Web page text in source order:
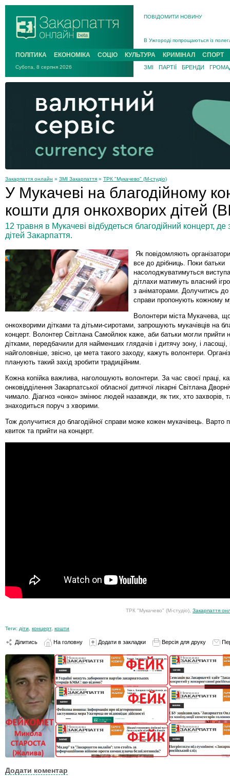
ПОВІДОМИТИ НОВИНУ
В Ужгороді попрощаються із
В Ужгороді 5 серпня
Підтвердили загибель
На війні з рф поліг військовий з
На Хустщині внаслідок ДТП за
Інструктора районного ТЦК на
ПОЛІТИКА ЕКОНОМІКА СОЦІО КУЛЬТУРА КРИМІНАЛ СПОРТ
Субота, 8 серпня 2026 ЗМІ ПАРТІЇ БРЕНДИ
Закарпаття онлайн » ЗМІ Закарпаття » ТРК "Мукачево" (М-студіо)
У Мукачеві на благодійному
кошти для онкохворих дітей
12 травня в Мукачеві відбудеться благодійний концерт,
дітей Закарпаття.
Як повідомляють
все до дрібниць. Поки батьки
насолоджуватимуться
дітлахи матимуть власний
з аніматорами. Долучитись до
справи пропонують кожному
Волонтери міста Мукачева,
онкохворими дітками та дітьми-сиротами, запрошують мукачівців на
концерт. Волонтер Світлана Самойлюк каже, аби батьки могли прийти
дітками, передбачили для найменших глядачів і дитячу зону, і ласощі,
найголовніше, звісно, це мета такого заходу, кажуть волонтери.
планують такий захід зробити традиційним.
Кожна копійка важлива, наголошують волонтери. За час своєї праці,
онковідділення Закарпатської обласної дитячої лікарні Світлана
чимало. Діагноз «онко» змінює людей назавжди, як тих, хто захворів,
знаходиться поруч з хворими.
Тож долучитися до благодійної справи може кожен мукачівець. Варто
квиток та прийти на концерт.
ТРК "Мукачево" (М-студіо), Закарпаття
Теги: діти концерт, кошти
Ділитись На головну Додати в закладки Версія для друку
Додати коментар